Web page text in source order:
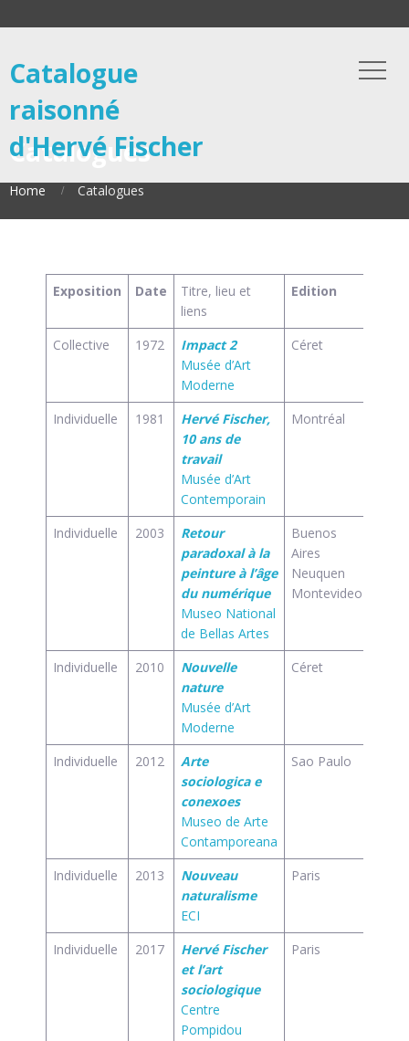
Catalogue
raisonné
d'Hervé Fischer
Catalogues
Home Catalogues
Exposition Date
Titre, lieu et
liens
Edition
Collective 1972
Impact 2
Musée d’Art
Moderne
Céret
Individuelle 1981
Hervé Fischer,
10 ans de
travail
Musée d’Art
Contemporain
Montréal
Individuelle 2003
Retour
paradoxal à la
peinture à l’âge
du numérique
Museo National
de Bellas Artes
Buenos
Aires
Neuquen
Montevideo
Individuelle 2010
Nouvelle
nature
Musée d’Art
Moderne
Céret
Individuelle 2012
Arte
sociologica e
conexoes
Museo de Arte
Contamporeana
Sao Paulo
Individuelle 2013
Nouveau
naturalisme
ECI
Paris
Individuelle 2017
Hervé Fischer
et l’art
sociologique
Centre
Pompidou
Paris